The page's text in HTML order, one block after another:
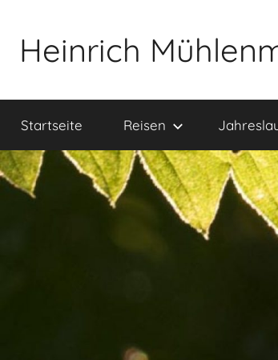
springen
Heinrich
zu
Glauben,
Fotografie,
…
Startseite Reisen